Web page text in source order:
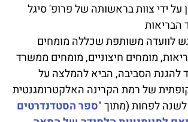
על ידי צוות בראשותה של פרופ' סיגל
2011 והוגש לוועדה משותפת שכללה מומחים
מומחים חיצוניים, מומחים ממשרד
להגנת הסביבה, הביא להמלצה על
של רמת הקרינה האלקטרומגנטית
לפחות (מתוך "ספר הסטדנדרטים